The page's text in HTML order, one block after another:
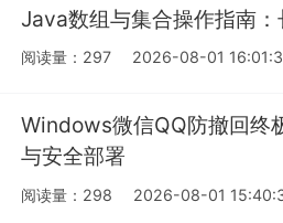
Java数组与集合操作指南
阅读量：297 2026-08-01
Windows微信QQ防撤回终
与安全部署
阅读量：298 2026-08-01